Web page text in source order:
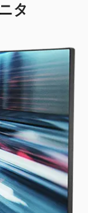
タ